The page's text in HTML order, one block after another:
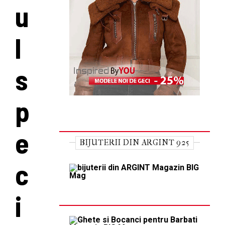
u
l
s
p
e
c
i
BIJUTERII DIN ARGINT 925